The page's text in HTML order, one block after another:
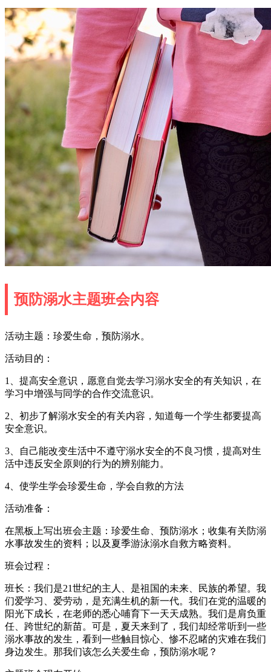
预防溺水主题班会内容
活动主题：珍爱生命，预防溺水。
活动目的：
1、提高安全意识，愿意自觉去学习溺水安全的有关知识，在
学习中增强与同学的合作交流意识。
2、初步了解溺水安全的有关内容，知道每一个学生都要提高
安全意识。
3、自己能改变生活中不遵守溺水安全的不良习惯，提高对生
活中违反安全原则的行为的辨别能力。
4、使学生学会珍爱生命，学会自救的方法
活动准备：
在黑板上写出班会主题：珍爱生命、预防溺水；收集有关防溺
水事故发生的资料；以及夏季游泳溺水自救方略资料。
班会过程：
班长：我们是21世纪的主人、是祖国的未来、民族的希望。我
们爱学习、爱劳动，是充满生机的新一代。我们在党的温暖的
阳光下成长，在老师的悉心哺育下一天天成熟。我们是肩负重
任、跨世纪的新苗。可是，夏天来到了，我们却经常听到一些
溺水事故的发生，看到一些触目惊心、惨不忍睹的灾难在我们
身边发生。那我们该怎么关爱生命，预防溺水呢？